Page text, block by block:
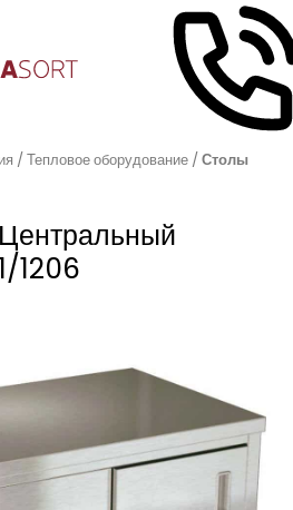
Тепловое оборудование
Столы
1206